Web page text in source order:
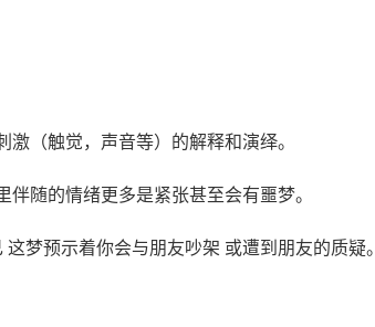
（触觉，声音等）的解释和演绎。
随的情绪更多是紧张甚至会有噩梦。
梦预示着你会与朋友吵架 或遭到朋友的质疑